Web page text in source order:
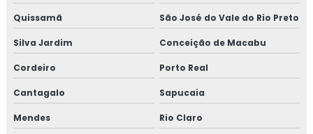
Isolamento poliuretano projetado
Isolamento térmico
Isolamento térmico aço inox
Isolamento térmico alumínio
Quissamã São José do Vale do Rio Preto
Silva Jardim Conceição de Macabu
Cordeiro Porto Real
Cantagalo Sapucaia
Mendes Rio Claro